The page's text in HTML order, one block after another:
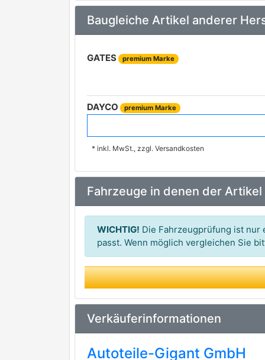
Baugleiche Artikel anderer
GATES premium Marke
DAYCO premium Marke
CONTINENTAL CTAM
RUVILLE
SKF
* inkl. MwSt., zzgl. Versandkosten
Fahrzeuge in denen der
WICHTIG! Die Fahrzeugprüfung ist nur
passt. Wenn möglich vergleichen Sie
Verkäuferinformationen
Autoteile-Gigant GmbH